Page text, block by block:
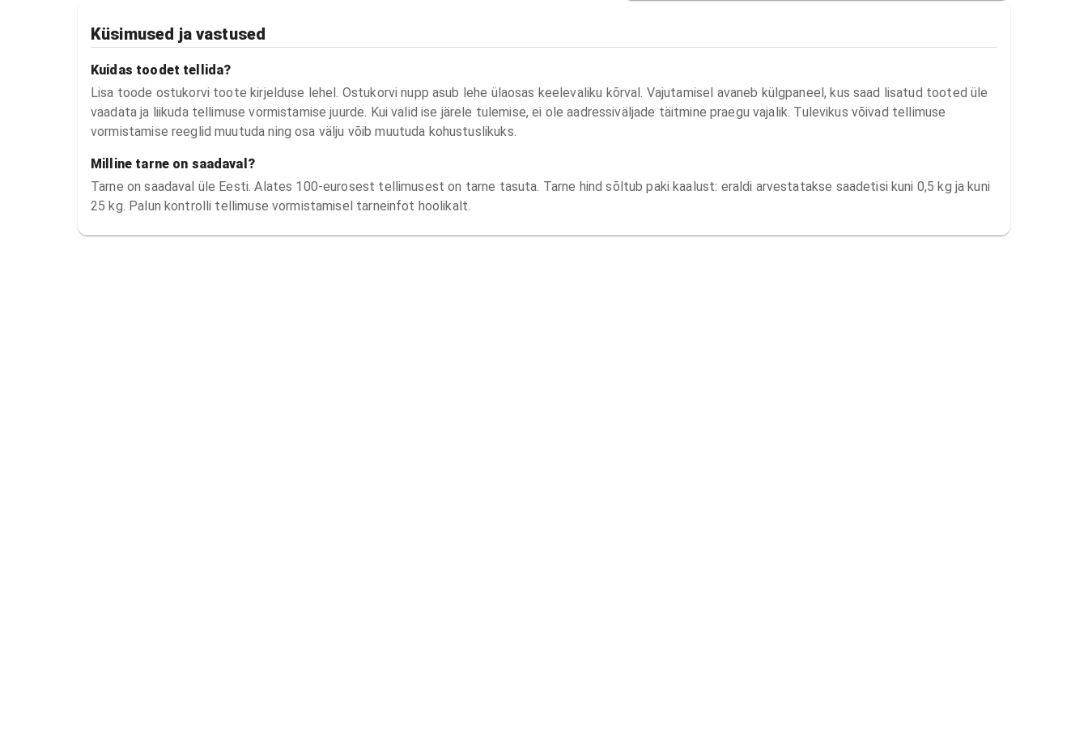
Küsimused ja vastused
Kuidas toodet tellida?
Lisa toode ostukorvi toote kirjelduse lehel. Ostukorvi nupp asub lehe ülaosas keelevaliku kõrval. Vajutamisel avaneb külgpaneel, kus saad lisatud tooted üle
vaadata ja liikuda tellimuse vormistamise juurde. Kui valid ise järele tulemise, ei ole aadressiväljade täitmine praegu vajalik. Tulevikus võivad tellimuse
vormistamise reeglid muutuda ning osa välju võib muutuda kohustuslikuks.
Milline tarne on saadaval?
Tarne on saadaval üle Eesti. Alates 100-eurosest tellimusest on tarne tasuta. Tarne hind sõltub paki kaalust: eraldi arvestatakse saadetisi kuni 0,5 kg ja kuni
25 kg. Palun kontrolli tellimuse vormistamisel tarneinfot hoolikalt.